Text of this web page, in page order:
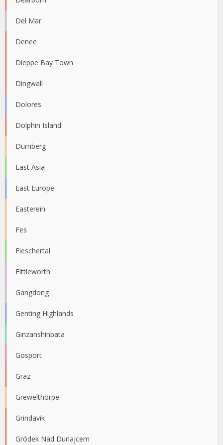
Del Mar
Denee
Dieppe Bay Town
Dingwall
Dolores
Dolphin Island
Dürnberg
East Asia
East Europe
Easterein
Fes
Fieschertal
Fittleworth
Gangdong
Genting Highlands
Ginzanshinbata
Gosport
Graz
Grewelthorpe
Grindavik
Gródek Nad Dunajcem